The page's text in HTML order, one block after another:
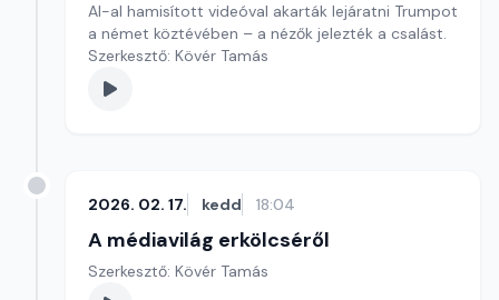
AI-al hamisított videóval akarták lejáratni Trumpot
a német köztévében – a nézők jelezték a csalást.
Szerkesztő: Kövér Tamás
2026. 02. 17. kedd 18:04
A médiavilág erkölcséről
Szerkesztő: Kövér Tamás